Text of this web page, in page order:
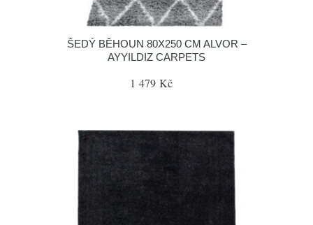
ŠEDÝ BĚHOUN 80X250 CM ALVOR –
AYYILDIZ CARPETS
1 479 Kč